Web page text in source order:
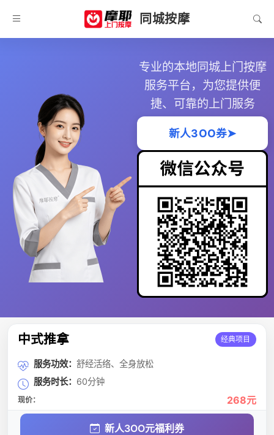
同城按摩
专业的本地同城上门按摩
服务平台，为您提供便
捷、可靠的上门服务
新人3OO券➤
中式推拿 经典项目
服务功效： 舒经活络、全身放松
服务时长： 60分钟
现价： 268元
新人3OO元福利券